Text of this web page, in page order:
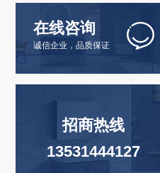
户外大池
在线咨询
诚信企业，品质保证
招商热线
13531444127